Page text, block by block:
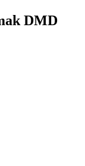
DMD